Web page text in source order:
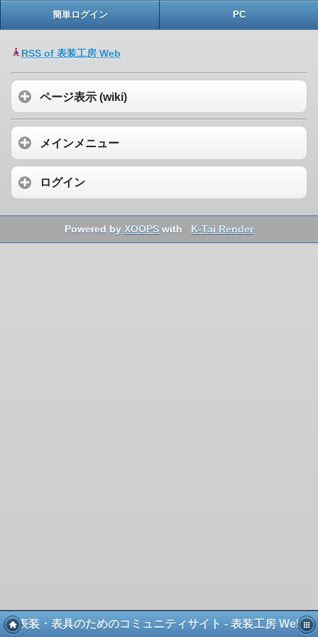
簡単ログイン PC
RSS of 表装工房 Web
ページ表示 (wiki)
メインメニュー
ログイン
Powered byXOOPS with K-Tai Render
表装・表具のためのコミュニティサイト - 表装工房 Web